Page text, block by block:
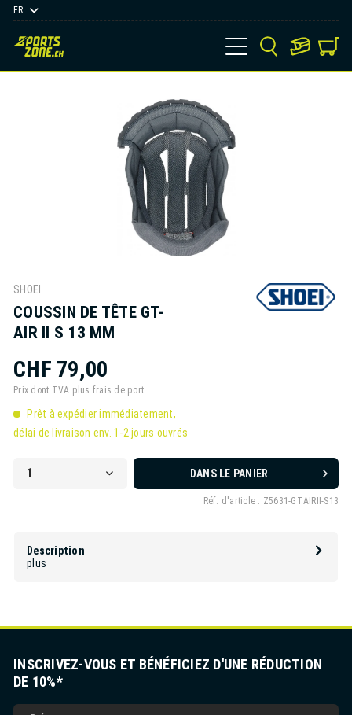
FR
SHOEI
COUSSIN DE TÊTE GT-
AIR II S 13 MM
CHF 79,00
Prix dont TVA plus frais de port
Prêt à expédier immédiatement,
délai de livraison env. 1-2 jours ouvrés
DANS LE PANIER
Réf. d'article : Z5631-GTAIRII-S13
Description
plus
INSCRIVEZ-VOUS ET BÉNÉFICIEZ D'UNE RÉDUCTION
DE 10%*